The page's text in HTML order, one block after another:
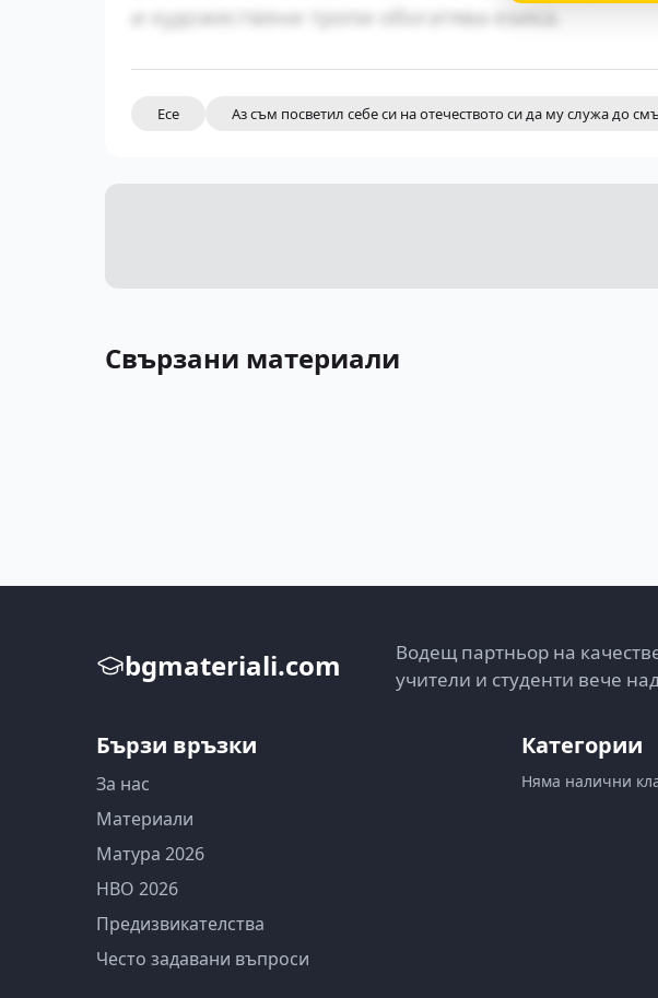
и художествени тропи обогатява езика.
Есе Аз съм посветил себе си на отечеството си да му служа до
Свързани материали
bgmateriali.com
Водещ партньор на
учители и студенти вече
Бързи връзки
За нас
Материали
Матура 2026
НВО 2026
Предизвикателства
Често задавани въпроси
Категории
Няма налични